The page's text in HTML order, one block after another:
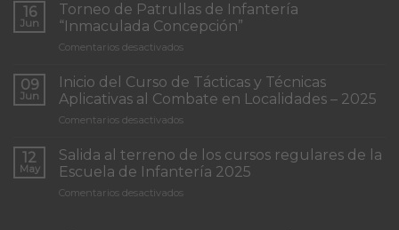
16
Jun
Torneo de Patrullas de Infantería
“Inmaculada Concepción”
Comentarios desactivadosen
de
Patrullas
de
Infantería
Concepción”
09
Jun
Inicio del Curso de Tácticas y Técnicas
Aplicativas al Combate en Localidades – 2025
Comentarios desactivadosen
del
Curso
de
Tácticas
12
May
Salida al terreno de los cursos regulares de la
Escuela de Infantería 2025
Comentarios desactivadosen